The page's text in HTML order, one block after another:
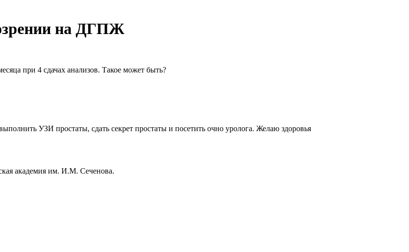
на ДГПЖ
при 4 сдачах анализов. Такое может быть?
УЗИ простаты, сдать секрет простаты и посетить очно уролога. Желаю здоровья
академия им. И.М. Сеченова.